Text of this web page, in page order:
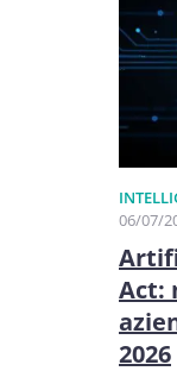
06/07/
Act:
2026